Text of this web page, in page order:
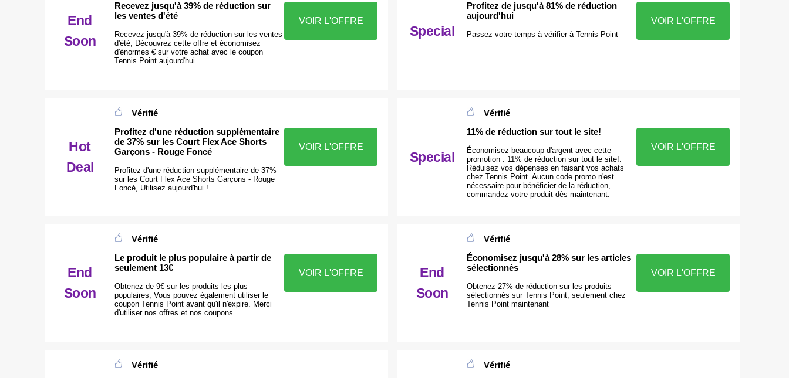
End
Soon
Recevez jusqu'à 39% de réduction sur
les ventes d'été
Recevez jusqu'à 39% de réduction sur les ventes
d'été, Découvrez cette offre et économisez
d'énormes € sur votre achat avec le coupon
Tennis Point aujourd'hui.
VOIR L'OFFRE
Special
Profitez de jusqu'à 81% de réduction
aujourd'hui
Passez votre temps à vérifier à Tennis Point
VOIR L'OFFRE
Hot
Deal
Vérifié
Profitez d'une réduction supplémentaire
de 37% sur les Court Flex Ace Shorts
Garçons - Rouge Foncé
Profitez d'une réduction supplémentaire de 37%
sur les Court Flex Ace Shorts Garçons - Rouge
Foncé, Utilisez aujourd'hui !
VOIR L'OFFRE
Special
Vérifié
11% de réduction sur tout le site!
Économisez beaucoup d'argent avec cette
promotion : 11% de réduction sur tout le site!.
Réduisez vos dépenses en faisant vos achats
chez Tennis Point. Aucun code promo n'est
nécessaire pour bénéficier de la réduction,
commandez votre produit dès maintenant.
VOIR L'OFFRE
End
Soon
Vérifié
Le produit le plus populaire à partir de
seulement 13€
Obtenez de 9€ sur les produits les plus
populaires, Vous pouvez également utiliser le
coupon Tennis Point avant qu'il n'expire. Merci
d'utiliser nos offres et nos coupons.
VOIR L'OFFRE
End
Soon
Vérifié
Économisez jusqu'à 28% sur les articles
sélectionnés
Obtenez 27% de réduction sur les produits
sélectionnés sur Tennis Point, seulement chez
Tennis Point maintenant
VOIR L'OFFRE
Vérifié
Vérifié